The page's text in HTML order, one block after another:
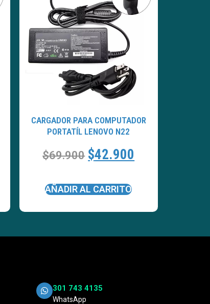
CARGADOR PARA COMPUTADOR
PORTATÍL LENOVO N22
$69.900 $42.900
AÑADIR AL CARRITO
301 743 4135
WhatsApp